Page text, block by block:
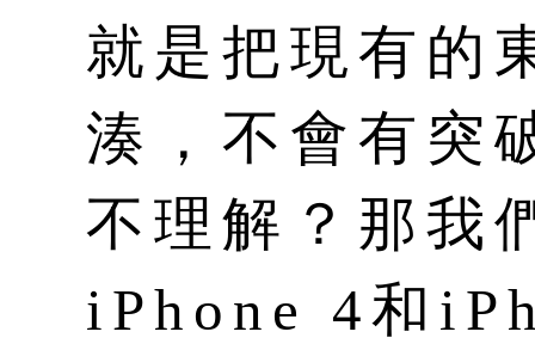
就是把現有的
湊，不會有突
不理解？那我
iPhone 4和